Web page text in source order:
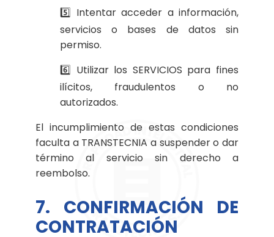
5️⃣ Intentar acceder a información,
servicios o bases de datos sin
permiso.
6️⃣ Utilizar los SERVICIOS para fines
ilícitos, fraudulentos o no
autorizados.
El incumplimiento de estas condiciones
faculta a TRANSTECNIA a suspender o dar
término al servicio sin derecho a
reembolso.
7. CONFIRMACIÓN DE
CONTRATACIÓN